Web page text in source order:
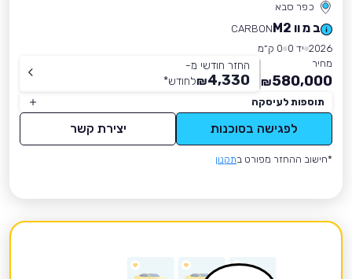
כפר סבא
ב מ וו M2
CARBON
2026 יד 0
0 ק״מ
מחיר
580,000
₪
החזר חודשי מ-
4,330
₪לחודש*
תוספות לעיסקה
לפגישה בסוכנות יצירת קשר
*חישוב ההחזר מפורט בתקנון